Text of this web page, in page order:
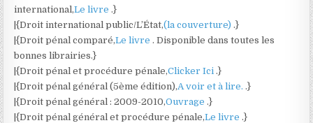
international,Le livre .}
|{Droit international public/L’État,(la couverture) .}
|{Droit pénal comparé,Le livre . Disponible dans toutes les
bonnes librairies.}
|{Droit pénal et procédure pénale,Clicker Ici .}
|{Droit pénal général (5ème édition),A voir et à lire. .}
|{Droit pénal général : 2009-2010,Ouvrage .}
|{Droit pénal général et procédure pénale,Le livre .}